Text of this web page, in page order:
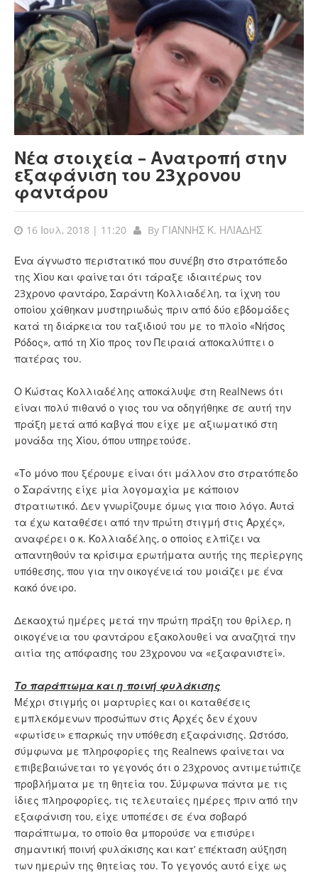
Νέα στοιχεία – Ανατροπή στην
εξαφάνιση του 23χρονου
φαντάρου
16 Ιουλ, 2018 | 11:20 By ΓΙΑΝΝΗΣ Κ. ΗΛΙΑΔΗΣ
Ένα άγνωστο περιστατικό που συνέβη στο στρατόπεδο
της Χίου και φαίνεται ότι τάραξε ιδιαιτέρως τον
23χρονο φαντάρο, Σαράντη Κολλιαδέλη, τα ίχνη του
οποίου χάθηκαν μυστηριωδώς πριν από δύο εβδομάδες
κατά τη διάρκεια του ταξιδιού του με το πλοίο «Νήσος
Ρόδος», από τη Χίο προς τον Πειραιά αποκαλύπτει ο
πατέρας του.
Ο Κώστας Κολλιαδέλης αποκάλυψε στη RealNews ότι
είναι πολύ πιθανό ο γιος του να οδηγήθηκε σε αυτή την
πράξη μετά από καβγά που είχε με αξιωματικό στη
μονάδα της Χίου, όπου υπηρετούσε.
«Το μόνο που ξέρουμε είναι ότι μάλλον στο στρατόπεδο
ο Σαράντης είχε μία λογομαχία με κάποιον
στρατιωτικό. Δεν γνωρίζουμε όμως για ποιο λόγο. Αυτά
τα έχω καταθέσει από την πρώτη στιγμή στις Αρχές»,
αναφέρει ο κ. Κολλιαδέλης, ο οποίος ελπίζει να
απαντηθούν τα κρίσιμα ερωτήματα αυτής της περίεργης
υπόθεσης, που για την οικογένειά του μοιάζει με ένα
κακό όνειρο.
Δεκαοχτώ ημέρες μετά την πρώτη πράξη του θρίλερ, η
οικογένεια του φαντάρου εξακολουθεί να αναζητά την
αιτία της απόφασης του 23χρονου να «εξαφανιστεί».
Το παράπτωμα και η ποινή φυλάκισης
Μέχρι στιγμής οι μαρτυρίες και οι καταθέσεις
εμπλεκόμενων προσώπων στις Αρχές δεν έχουν
«φωτίσει» επαρκώς την υπόθεση εξαφάνισης. Ωστόσο,
σύμφωνα με πληροφορίες της Realnews φαίνεται να
επιβεβαιώνεται το γεγονός ότι ο 23χρονος αντιμετώπιζε
προβλήματα με τη θητεία του. Σύμφωνα πάντα με τις
ίδιες πληροφορίες, τις τελευταίες ημέρες πριν από την
εξαφάνιση του, είχε υποπέσει σε ένα σοβαρό
παράπτωμα, το οποίο θα μπορούσε να επισύρει
σημαντική ποινή φυλάκισης και κατ’ επέκταση αύξηση
των ημερών της θητείας του. Το γεγονός αυτό είχε ως